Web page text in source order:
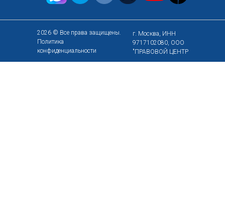
2026 © Все права защищены.
Политика
конфиденциальности
г. Москва, ИНН
9717102080, ООО
"ПРАВОВОЙ ЦЕНТР